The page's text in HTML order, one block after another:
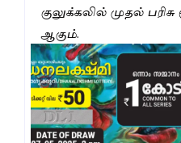
குலுக்கலில் முதல் பரிசு
ஆகும்.